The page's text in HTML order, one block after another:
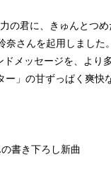
の君に、きゅんとつ
さんを起用しました。
メッセージを、より
」の甘ずっぱく爽快
書き下ろし新曲